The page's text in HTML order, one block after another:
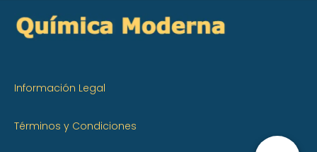
Información Legal
Términos y Condiciones